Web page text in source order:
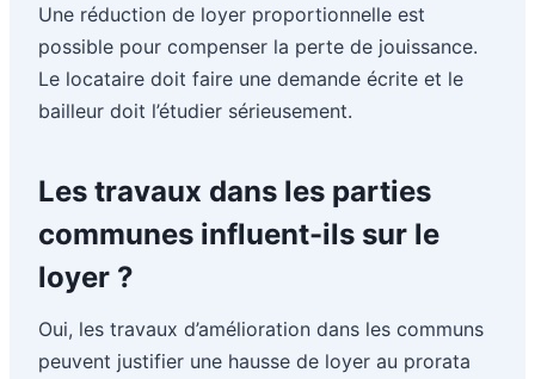
Une réduction de loyer proportionnelle est
possible pour compenser la perte de jouissance.
Le locataire doit faire une demande écrite et le
bailleur doit l’étudier sérieusement.
Les travaux dans les parties
communes influent-ils sur le
loyer ?
Oui, les travaux d’amélioration dans les communs
peuvent justifier une hausse de loyer au prorata